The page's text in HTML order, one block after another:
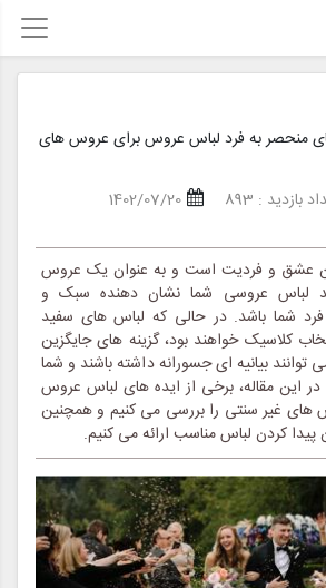
منحصر به فرد لباس عروس برای عروس های
بازدید : 893
1402/07/20
عشق و فردیت است و به عنوان یک عروس
لباس عروسی شما نشان دهنده سبک و
شما باشد. در حالی که لباس های سفید
کلاسیک خواهند بود، گزینه های جایگزین
توانند بیانیه ای جسورانه داشته باشند و شما
در این مقاله، برخی از ایده های لباس عروس
های غیر سنتی را بررسی می کنیم و همچنین
پیدا کردن لباس مناسب ارائه می کنیم.